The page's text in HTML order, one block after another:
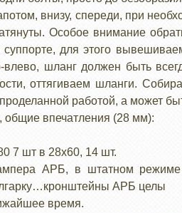
внизу, спереди, при
Особое внимание
для этого
шланг должен быть
оттягиваем шланги.
работой, а может
общие впечатления (28 мм):
7 шт в 28х60, 14 шт.
АРБ, в штатном
АРБ целы
время.